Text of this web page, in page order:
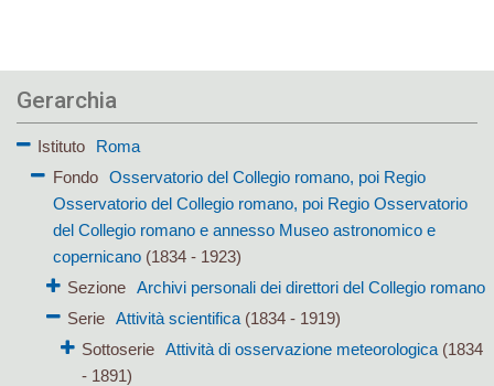
Gerarchia
Istituto
Roma
Fondo
Osservatorio del Collegio romano, poi Regio
Osservatorio del Collegio romano, poi Regio Osservatorio
del Collegio romano e annesso Museo astronomico e
copernicano(1834 - 1923)
Sezione Archivi personali dei direttori del Collegio romano
Serie Attività scientifica(1834 - 1919)
Sottoserie
Attività di osservazione meteorologica (1834
- 1891)